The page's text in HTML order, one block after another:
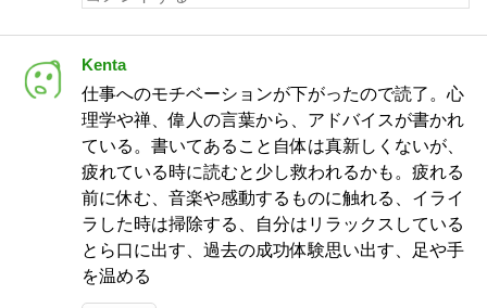
Kenta
仕事へのモチベーションが下がったので読了。心
理学や禅、偉人の言葉から、アドバイスが書かれ
ている。書いてあること自体は真新しくないが、
疲れている時に読むと少し救われるかも。疲れる
前に休む、音楽や感動するものに触れる、イライ
ラした時は掃除する、自分はリラックスしている
とら口に出す、過去の成功体験思い出す、足や手
を温める